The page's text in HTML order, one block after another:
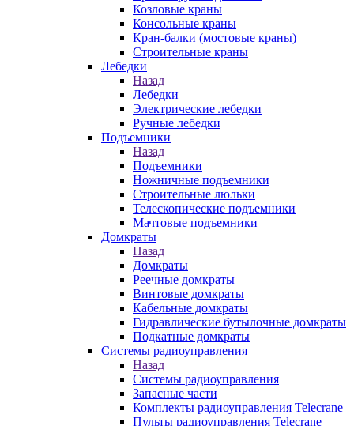
Козловые краны
Консольные краны
Кран-балки (мостовые краны)
Строительные краны
Лебедки
Назад
Лебедки
Электрические лебедки
Ручные лебедки
Подъемники
Назад
Подъемники
Ножничные подъемники
Строительные люльки
Телескопические подъемники
Мачтовые подъемники
Домкраты
Назад
Домкраты
Реечные домкраты
Винтовые домкраты
Кабельные домкраты
Гидравлические бутылочные домкраты
Подкатные домкраты
Системы радиоуправления
Назад
Системы радиоуправления
Запасные части
Комплекты радиоуправления Telecrane
Пульты радиоуправления Telecrane